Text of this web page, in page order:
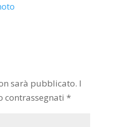
sarà pubblicato. I
contrassegnati *